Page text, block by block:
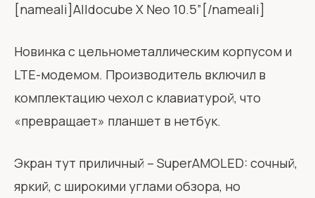
[nameali]Alldocube X Neo 10.5”[/nameali]
Новинка с цельнометаллическим корпусом и
LTE-модемом. Производитель включил в
комплектацию чехол с клавиатурой, что
«превращает» планшет в нетбук.
Экран тут приличный – SuperAMOLED: сочный,
яркий, с широкими углами обзора, но